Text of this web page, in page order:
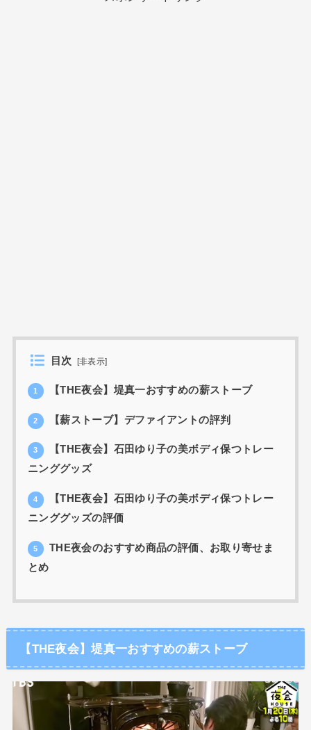
目次 [非表示]
1 【THE夜会】堤真一おすすめの薪ストーブ
2 【薪ストーブ】デファイアントの評判
3
【THE夜会】石田ゆり子の美ボディ保つトレー
ニンググッズ
4
【THE夜会】石田ゆり子の美ボディ保つトレー
ニンググッズの評価
5
THE夜会のおすすめ商品の評価、お取り寄せま
とめ
【THE夜会】堤真一おすすめの薪ストーブ